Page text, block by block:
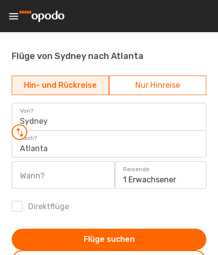
Flüge von Sydney nach Atlanta
Hin- und Rückreise Nur Hinreise
Von?
Sydney
Nach?
Atlanta
Wann?
Reisende
1 Erwachsener
Direktflüge
Flüge suchen